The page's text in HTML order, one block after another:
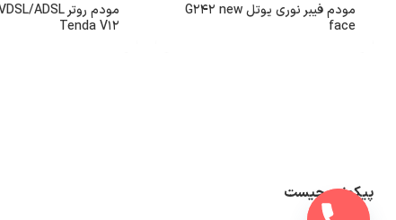
مودم فیبر نوری یوتل G242 new
face
Tenda V12
پیکونت چیست